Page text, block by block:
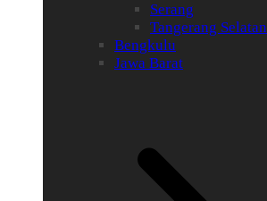
Serang
Tangerang Selatan
Bengkulu
Jawa Barat